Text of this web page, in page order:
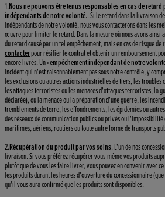
1.Nous ne pouvons être tenus responsables en cas de
indépendants de notre volonté.. Si le retard dans la livraison
indépendants de notre volonté, nous vous contacterons dans les
œuvre pour limiter le retard. Dans la mesure où nous avons ainsi
du retard causé par un tel empêchement, mais en cas de risque
contacterpour résilier le contrat et obtenir un remboursement
encore livrés. Un «empêchement indépendant de notre
incident qui n'est raisonnablement pas sous notre contrôle, y
les exclusions ou autres actions industrielles de tiers, les
les attaques terroristes ou les menaces d'attaques terroristes, la
déclarée), ou la menace ou la préparation d'une guerre, les
tremblements de terre, les effondrements, les épidémies ou
des réseaux de communication publics ou privés ou
maritimes, aériens, routiers ou toute autre forme de transports
2.Récupération du produit par vos soins. L'un de nos
livraison. Si vous préférez récupérer vous-même vos produits
plutôt que de vous les faire livrer, vous pouvez en convenir avec
les produits durant les heures d'ouverture du concessionnaire
qu'il vous aura confirmé que les produits sont disponibles.